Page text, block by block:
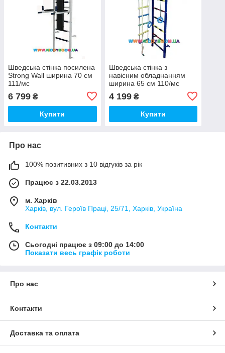
Шведська стінка посилена
Strong Wall ширина 70 см
111/мс
6 799 ₴
Купити
Шведська стінка з
навісним обладнанням
ширина 65 см 110/мс
4 199₴
Купити
Про нас
100% позитивних з 10 відгуків за рік
Працює з 22.03.2013
м. Харків
Харків, вул. Героїв Праці, 25/71, Харків, Україна
Контакти
Сьогодні працює з 09:00 до 14:00
Показати весь графік роботи
Про нас
Контакти
Доставка та оплата